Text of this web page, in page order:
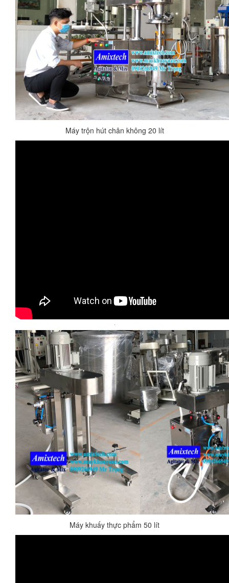
Máy trộn hút chân không 20 lít
Máy khuấy thực phẩm 50 lít